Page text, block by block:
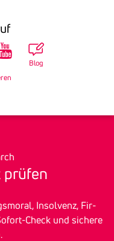
Blog
In­sol­venz, Fir­
Check und sichere